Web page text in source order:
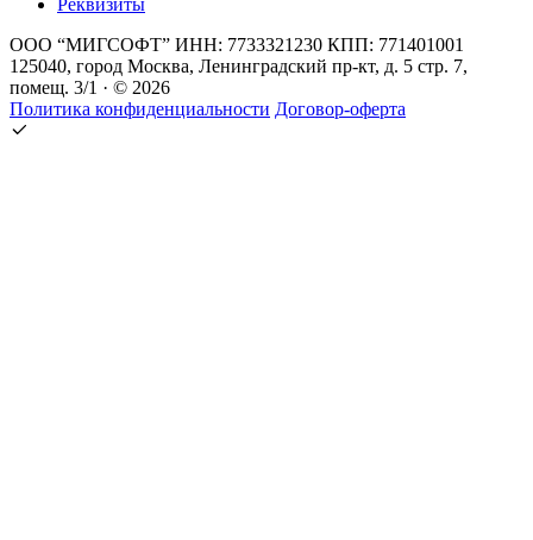
Реквизиты
ООО “МИГСОФТ” ИНН: 7733321230 КПП: 771401001
125040, город Москва, Ленинградский пр-кт, д. 5 стр. 7,
помещ. 3/1 · © 2026
Политика конфиденциальности Договор-оферта